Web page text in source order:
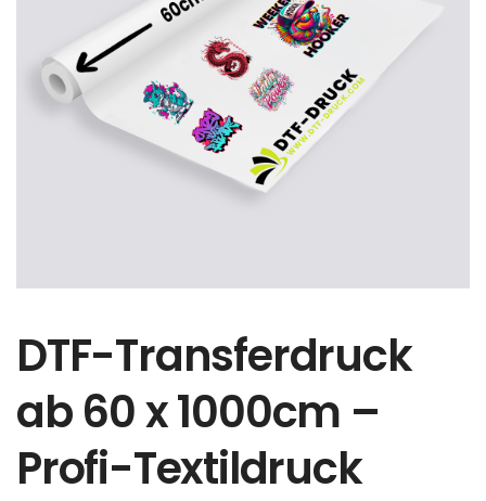
DTF-Transferdruck
ab 60 x 1000cm –
Profi-Textildruck